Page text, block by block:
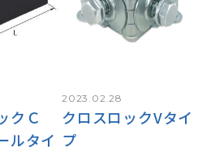
クＣ
ルタイ
2023.02.28
クロスロックVタイ
プ